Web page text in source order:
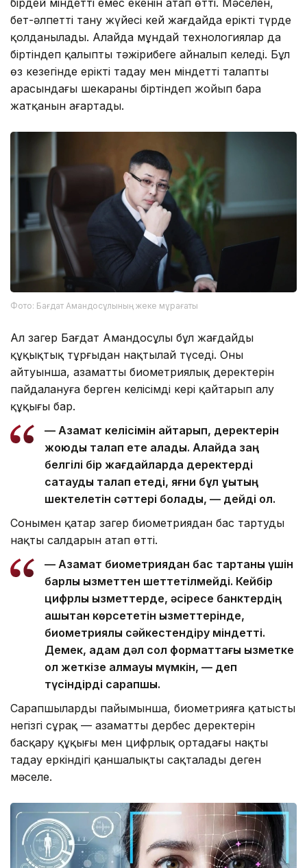
бет-әлпетті тану жүйесі кей жағдайда ерікті түрде
қолданылады. Алайда мұндай технологиялар да
біртіндеп қалыпты тәжірибеге айналып келеді. Бұл
өз кезегінде ерікті таңдау мен міндетті талаптың
арасындағы шекараны біртіндеп жойып бара
жатқанын аңғартады.
Фото: Бағдат Амандосұлының жеке мұрағаты
Ал заңгер Бағдат Амандосұлы бұл жағдайды
құқықтық тұрғыдан нақтылай түседі. Оның
айтуынша, азаматтың биометриялық деректерін
пайдалануға берген келісімді кері қайтарып алу
құқығы бар.
— Азамат келісімін қайтарып, деректерін
жоюды талап ете алады. Алайда заң
белгілі бір жағдайларда деректерді
сақтауды талап етеді, яғни бұл құқықтың
шектелетін сәттері болады, — дейді ол.
Сонымен қатар заңгер биометриядан бас тартудың
нақты салдарын атап өтті.
— Азамат биометриядан бас тартқаны үшін
барлық қызметтен шеттетілмейді. Кейбір
цифрлық қызметтерде, әсіресе банктердің
қашықтан көрсететін қызметтерінде,
биометриялық сәйкестендіру міндетті.
Демек, адам дәл сол форматтағы қызметке
қол жеткізе алмауы мүмкін, — деп
түсіндірді сарапшы.
Сарапшылардың пайымынша, биометрияға қатысты
негізгі сұрақ — азаматтың дербес деректерін
басқару құқығы мен цифрлық ортадағы нақты
таңдау еркіндігі қаншалықты сақталады деген
мәселе.